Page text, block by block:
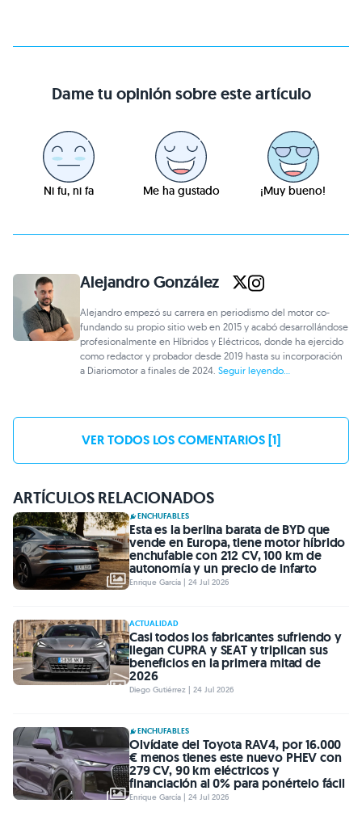
Dame tu opinión sobre este artículo
Ni fu, ni fa Me ha gustado ¡Muy bueno!
Alejandro González
Alejandro empezó su carrera en periodismo del motor co-
fundando su propio sitio web en 2015 y acabó desarrollándose
profesionalmente en Híbridos y Eléctricos, donde ha ejercido
como redactor y probador desde 2019 hasta su incorporación
a Diariomotor a finales de 2024.Seguir leyendo...
VER TODOS LOS COMENTARIOS [1]
ARTÍCULOS RELACIONADOS
ENCHUFABLES
Esta es la berlina barata de BYD que
vende en Europa, tiene motor híbrido
enchufable con 212 CV, 100 km de
autonomía y un precio de infarto
Enrique García | 24 Jul 2026
ACTUALIDAD
Casi todos los fabricantes sufriendo y
llegan CUPRA y SEAT y triplican sus
beneficios en la primera mitad de
2026
Diego Gutiérrez | 24 Jul 2026
ENCHUFABLES
Olvídate del Toyota RAV4, por 16.000
€ menos tienes este nuevo PHEV con
279 CV, 90 km eléctricos y
financiación al 0% para ponértelo fácil
Enrique García | 24 Jul 2026